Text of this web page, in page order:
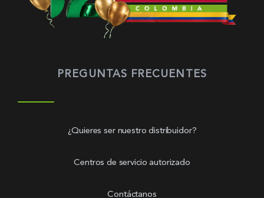
PREGUNTAS FRECUENTES
¿Quieres ser nuestro distribuidor?
Centros de servicio autorizado
Contáctanos